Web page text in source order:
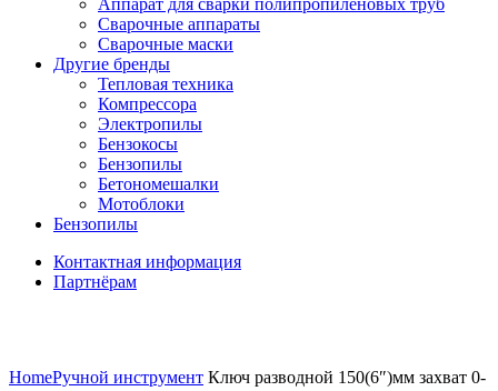
Аппарат для сварки полипропиленовых труб
Сварочные аппараты
Сварочные маски
Другие бренды
Тепловая техника
Компрессора
Электропилы
Бензокосы
Бензопилы
Бетономешалки
Мотоблоки
Бензопилы
Контактная информация
Партнёрам
HomeРучной инструмент Ключ разводной 150(6″)мм захват 0-